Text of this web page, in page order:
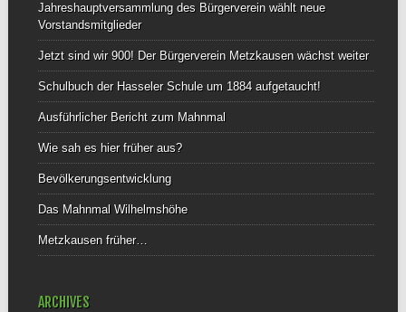
Jahreshauptversammlung des Bürgerverein wählt neue
Vorstandsmitglieder
Jetzt sind wir 900! Der Bürgerverein Metzkausen wächst weiter
Schulbuch der Hasseler Schule um 1884 aufgetaucht!
Ausführlicher Bericht zum Mahnmal
Wie sah es hier früher aus?
Bevölkerungsentwicklung
Das Mahnmal Wilhelmshöhe
Metzkausen früher…
ARCHIVES